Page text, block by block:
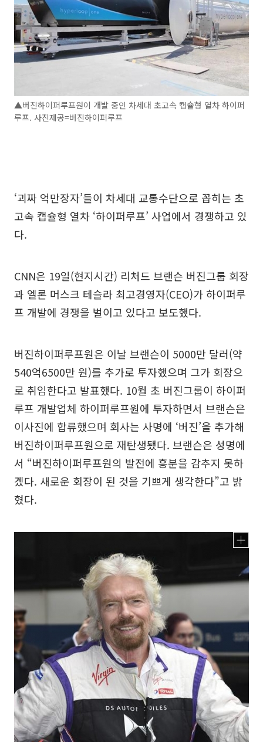
▲버진하이퍼루프원이 개발 중인 차세대 초고속 캡슐형 열차 하이퍼
루프. 사진제공=버진하이퍼루프
‘괴짜 억만장자’들이 차세대 교통수단으로 꼽히는 초
고속 캡슐형 열차 ‘하이퍼루프’ 사업에서 경쟁하고 있
다.
CNN은 19일(현지시간) 리처드 브랜슨 버진그룹 회장
과 엘론 머스크 테슬라 최고경영자(CEO)가 하이퍼루
프 개발에 경쟁을 벌이고 있다고 보도했다.
버진하이퍼루프원은 이날 브랜슨이 5000만 달러(약
540억6500만 원)를 추가로 투자했으며 그가 회장으
로 취임한다고 발표했다. 10월 초 버진그룹이 하이퍼
루프 개발업체 하이퍼루프원에 투자하면서 브랜슨은
이사진에 합류했으며 회사는 사명에 ‘버진’을 추가해
버진하이퍼루프원으로 재탄생됐다. 브랜슨은 성명에
서 “버진하이퍼루프원의 발전에 흥분을 감추지 못하
겠다. 새로운 회장이 된 것을 기쁘게 생각한다”고 밝
혔다.